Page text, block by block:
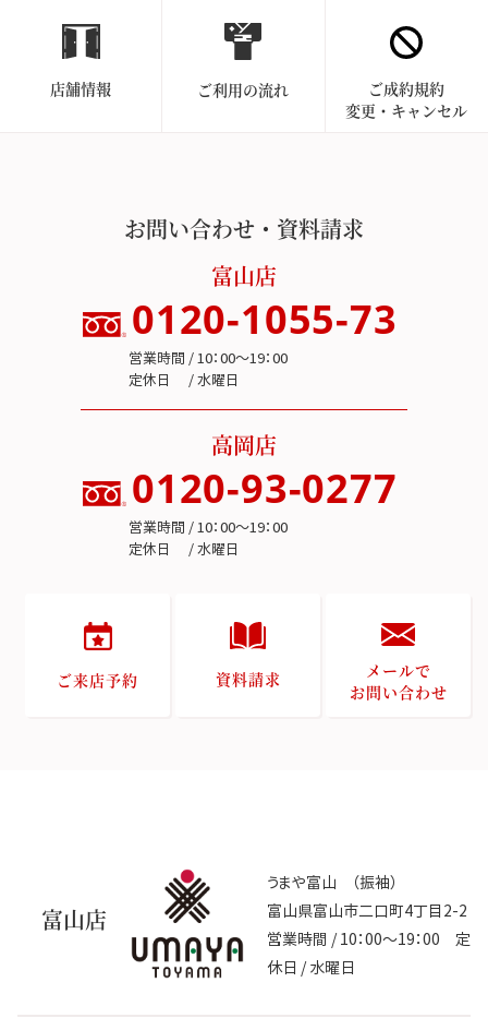
店舗情報 ご利用の流れ
ご成約規約
変更・キャンセル
お問い合わせ・資料請求
富山店
0120-1055-73
営業時間 / 10：00～19：00
定休日 / 水曜日
高岡店
0120-93-0277
営業時間 / 10：00～19：00
定休日 / 水曜日
ご来店予約 資料請求
メールで
お問い合わせ
富山店
うまや富山 （振袖）
富山県富山市二口町4丁目2-2
営業時間 / 10：00～19：00 定
休日 / 水曜日